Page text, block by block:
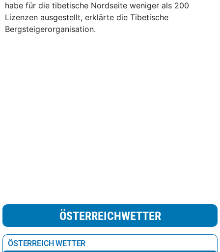
habe für die tibetische Nordseite weniger als 200
Lizenzen ausgestellt, erklärte die Tibetische
Bergsteigerorganisation.
ÖSTERREICHWETTER
ÖSTERREICH WETTER